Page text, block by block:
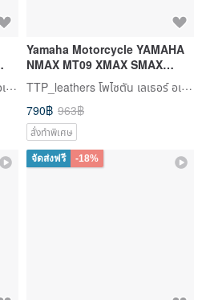
TTP_leathers โพไซตัน เลเธอร์ อเทลิเยร์
Yamaha Motorcycle YAMAHA
NMAX MT09 XMAX SMAX
Yamaha Motorcycle Key Cover
Automotive Key
TTP_leathers โพไซตัน เลเธอร์ อเทลิเยร์
790฿ 963฿
สั่งทำพิเศษ
จัดส่งฟรี -18%